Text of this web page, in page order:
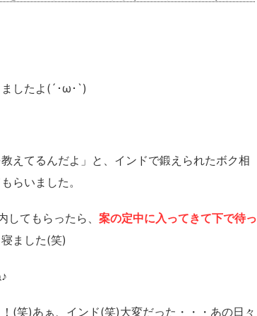
したよ(´･ω･`)
えてるんだよ」と、インドで鍛えられたボク相
らいました。
てもらったら、 案の定中に入ってきて下で待っ
ました(笑)
(笑)あぁ、インド(笑)大変だった・・・あの日々